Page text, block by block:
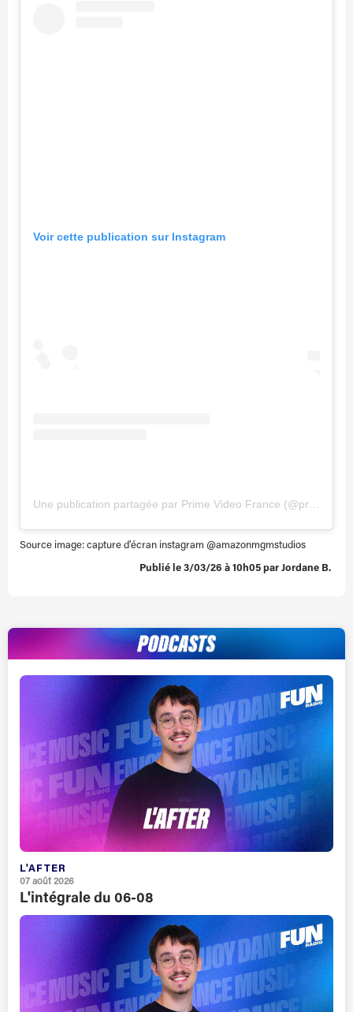
Voir cette publication sur Instagram
Source image: capture d’écran instagram @amazonmgmstudios
Publié le 3/03/26 à 10h05 par Jordane B.
L'AFTER
07 août 2026
L'intégrale du 06-08